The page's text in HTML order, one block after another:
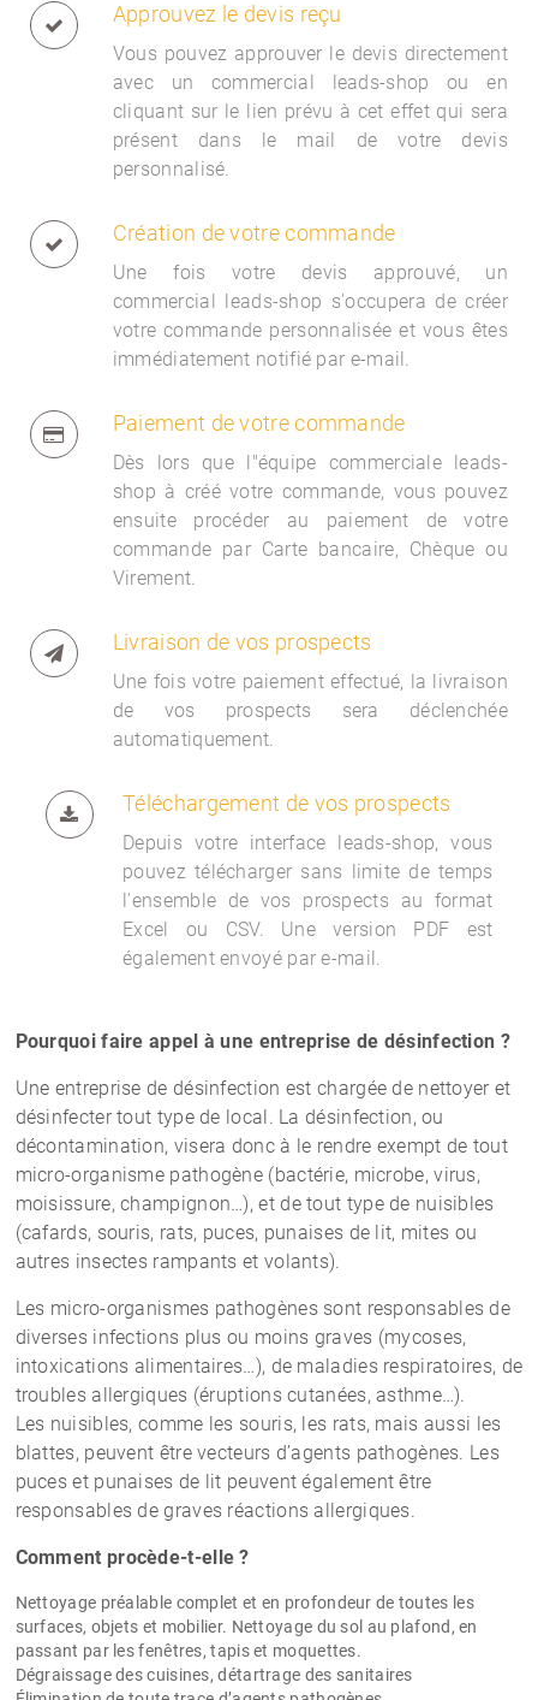
Approuvez le devis reçu
Vous pouvez approuver le devis directement
avec un commercial leads-shop ou en
cliquant sur le lien prévu à cet effet qui sera
présent dans le mail de votre devis
personnalisé.
Création de votre commande
Une fois votre devis approuvé, un
commercial leads-shop s'occupera de créer
votre commande personnalisée et vous êtes
immédiatement notifié par e-mail.
Paiement de votre commande
Dès lors que l"équipe commerciale leads-
shop à créé votre commande, vous pouvez
ensuite procéder au paiement de votre
commande par Carte bancaire, Chèque ou
Virement.
Livraison de vos prospects
Une fois votre paiement effectué, la livraison
de vos prospects sera déclenchée
automatiquement.
Téléchargement de vos prospects
Depuis votre interface leads-shop, vous
pouvez télécharger sans limite de temps
l'ensemble de vos prospects au format
Excel ou CSV. Une version PDF est
également envoyé par e-mail.
Pourquoi faire appel à une entreprise de désinfection ?
Une entreprise de désinfection est chargée de nettoyer et
désinfecter tout type de local. La désinfection, ou
décontamination, visera donc à le rendre exempt de tout
micro-organisme pathogène (bactérie, microbe, virus,
moisissure, champignon…), et de tout type de nuisibles
(cafards, souris, rats, puces, punaises de lit, mites ou
autres insectes rampants et volants).
Les micro-organismes pathogènes sont responsables de
diverses infections plus ou moins graves (mycoses,
intoxications alimentaires…), de maladies respiratoires, de
troubles allergiques (éruptions cutanées, asthme…).
Les nuisibles, comme les souris, les rats, mais aussi les
blattes, peuvent être vecteurs d’agents pathogènes. Les
puces et punaises de lit peuvent également être
responsables de graves réactions allergiques.
Comment procède-t-elle ?
Nettoyage préalable complet et en profondeur de toutes les
surfaces, objets et mobilier. Nettoyage du sol au plafond, en
passant par les fenêtres, tapis et moquettes.
Dégraissage des cuisines, détartrage des sanitaires